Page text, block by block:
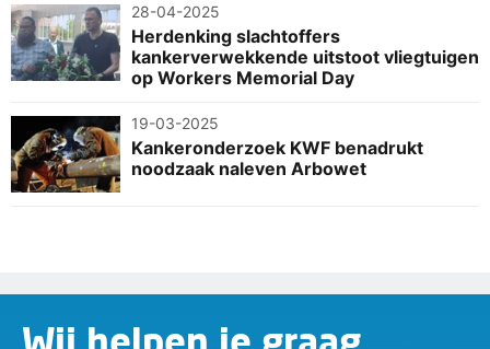
28-04-2025
Herdenking slachtoffers
kankerverwekkende uitstoot vliegtuigen
op Workers Memorial Day
19-03-2025
Kankeronderzoek KWF benadrukt
noodzaak naleven Arbowet